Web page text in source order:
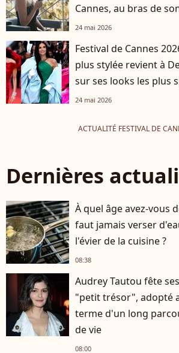
Cannes, au bras de
24 mai 2026
Festival de Cannes
plus stylée revient à
sur ses looks les plus
24 mai 2026
ACTUALITÉ FESTIVAL DE
Dernières
À quel âge avez-vous
faut jamais verser
l'évier de la cuisine ?
08:38
Audrey Tautou fête
"petit trésor", adopté
terme d'un long
de vie
08:00